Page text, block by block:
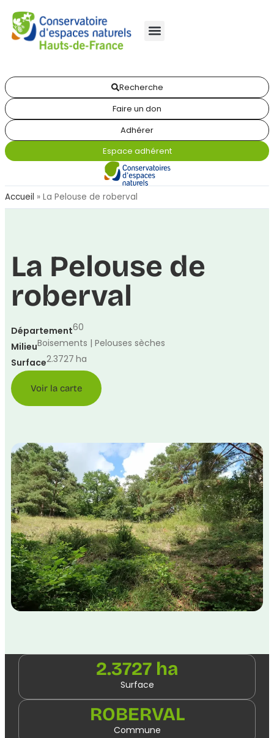
Recherche
Faire un don
Adhérer
Espace adhérent
Accueil » La Pelouse de roberval
La Pelouse de
roberval
Département60
MilieuBoisements | Pelouses sèches
Surface2.3727 ha
Voir la carte
2.3727 ha
Surface
ROBERVAL
Commune